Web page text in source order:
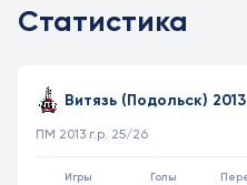
Статистика
КОМАНДА
Витязь (Подольск) 2013
ПМ 2013 г.р. 25/26